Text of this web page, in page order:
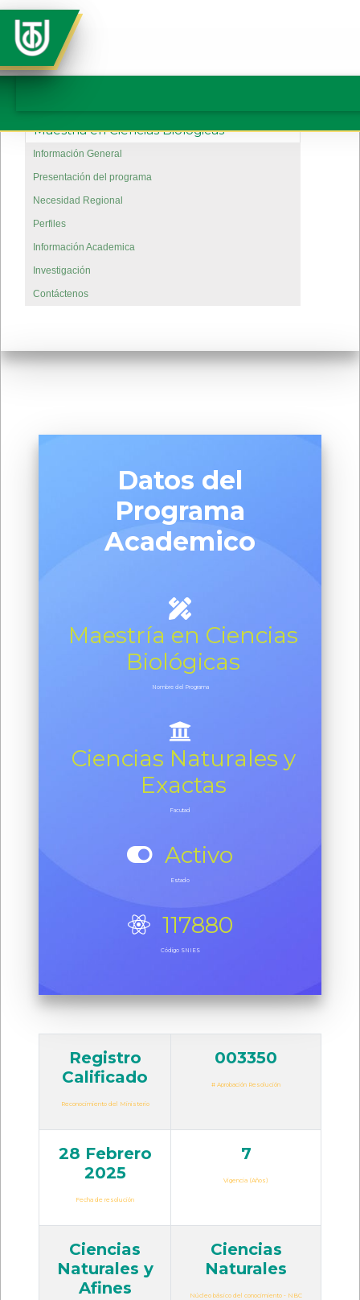
Maestría en Ciencias Biológicas
Información General
Presentación del programa
Necesidad Regional
Perfiles
Información Academica
Investigación
Contáctenos
Datos del
Programa
Academico
Maestría en Ciencias
Biológicas
Nombre del Programa
Ciencias Naturales y
Exactas
Facutad
Activo
Estado
117880
Código SNIES
Registro
Calificado
Reconocimiento del Ministerio
003350
# Aprobación Resolución
28 Febrero
2025
Fecha de resolución
7
Vigencia (Años)
Ciencias
Naturales y
Afines
Ciencias
Naturales
Núcleo básico del conocimiento - NBC